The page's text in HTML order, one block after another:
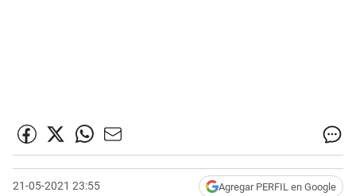
21-05-2021 23:55 Agregar PERFIL en Google